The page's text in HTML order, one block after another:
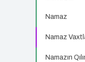
Namaz
Namaz
Namazın